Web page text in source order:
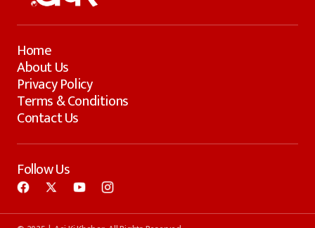
Home
About Us
Privacy Policy
Terms & Conditions
Contact Us
Follow Us